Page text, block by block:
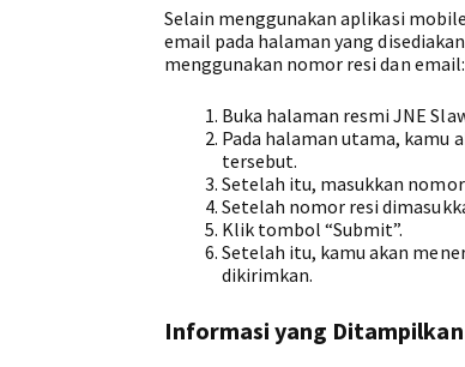
Selain menggunakan aplikasi
email pada halaman yang
menggunakan nomor resi dan email:
Buka halaman resmi JNE
Pada halaman utama, kamu
tersebut.
Setelah itu, masukkan
Setelah nomor resi
Klik tombol “Submit”.
Setelah itu, kamu akan
dikirimkan.
Informasi yang